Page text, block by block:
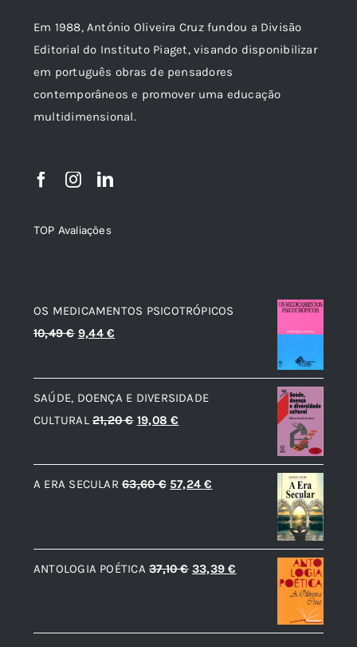
Em 1988, António Oliveira Cruz fundou a Divisão
Editorial do Instituto Piaget, visando disponibilizar
em português obras de pensadores
contemporâneos e promover uma educação
multidimensional.
TOP Avaliações
OS MEDICAMENTOS PSICOTRÓPICOS
10,49€ O
original
era:
10,49 €.
9,44 €
atual
é:
9,44 €.
SAÚDE, DOENÇA E DIVERSIDADE
CULTURAL 21,20€ O
original
era:
19,08€
atual
é:
A ERA SECULAR 63,60€ O
era:
63,60 €.
57,24€
é:
57,24 €.
ANTOLOGIA POÉTICA 37,10€ O
era:
33,39€
é: